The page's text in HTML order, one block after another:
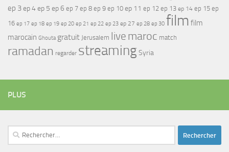
ep 3ep 4ep 5 ep 6 ep 7 ep 8 ep 9 ep 10 ep 11 ep 12 ep 13 ep 14 ep 15 ep
16 ep 17 ep 18 ep 19 ep 20 ep 21 ep 22 ep 23 ep 27 ep 28 ep 30 film film
marocain Ghouta gratuit Jerusalem live maroc match
ramadan regarder streamingSyria
PLUS
Rechercher :